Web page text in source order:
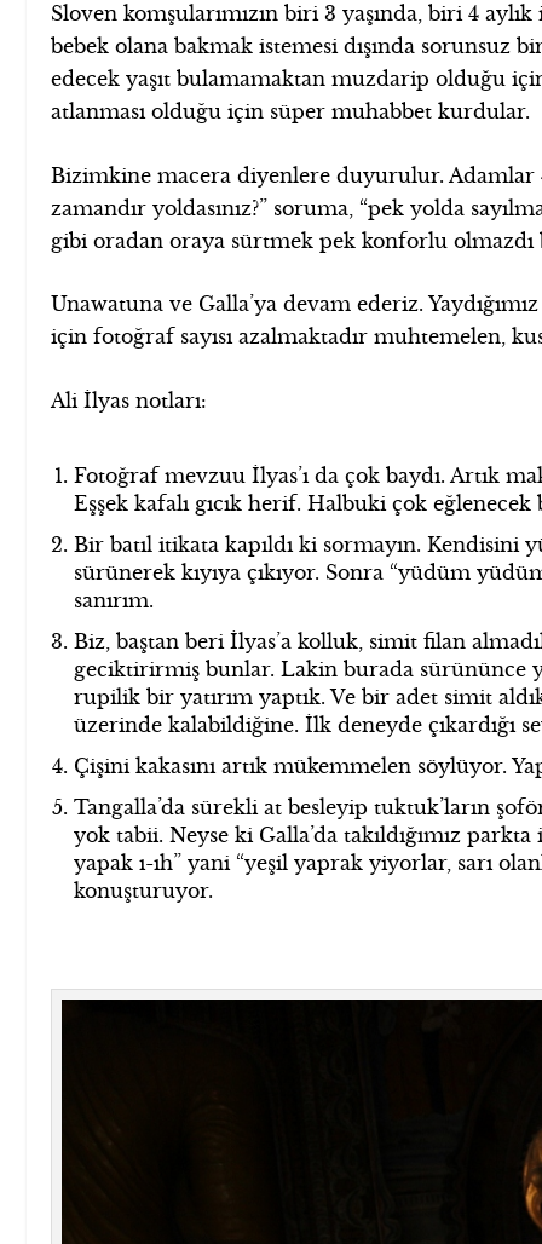
Sloven komşularımızın biri 3 yaşında, biri 4
bebek olana bakmak istemesi dışında sorunsuz
edecek yaşıt bulamamaktan muzdarip olduğu
atlanması olduğu için süper muhabbet kurdular.
Bizimkine macera diyenlere duyurulur. Adamlar
zamandır yoldasınız?” soruma, “pek yolda
gibi oradan oraya sürtmek pek konforlu
Unawatuna ve Galla’ya devam ederiz.
için fotoğraf sayısı azalmaktadır muhtemelen,
Ali İlyas notları:
Fotoğraf mevzuu İlyas’ı da çok baydı. Artık
Eşşek kafalı gıcık herif. Halbuki çok
Bir batıl itikata kapıldı ki sormayın. Kendisini
sürünerek kıyıya çıkıyor. Sonra “yüdüm
sanırım.
Biz, baştan beri İlyas’a kolluk, simit filan
geciktirirmiş bunlar. Lakin burada sürününce
rupilik bir yatırım yaptık. Ve bir adet simit
üzerinde kalabildiğine. İlk deneyde çıkardığı
Çişini kakasını artık mükemmelen söylüyor.
Tangalla’da sürekli at besleyip tuktuk’ların
yok tabii. Neyse ki Galla’da takıldığımız
yapak ı-ıh” yani “yeşil yaprak yiyorlar, sarı
konuşturuyor.